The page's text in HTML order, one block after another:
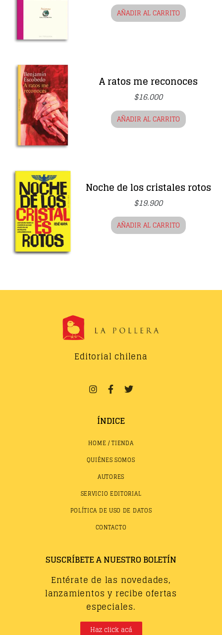
AÑADIR AL CARRITO
A ratos me reconoces
$16.000
AÑADIR AL CARRITO
Noche de los cristales rotos
$19.900
AÑADIR AL CARRITO
Editorial chilena
ÍNDICE
HOME / TIENDA
QUIÉNES SOMOS
AUTORES
SERVICIO EDITORIAL
POLÍTICA DE USO DE DATOS
CONTACTO
SUSCRÍBETE A NUESTRO BOLETÍN
Entérate de las novedades,
lanzamientos y recibe ofertas
especiales.
Haz click acá